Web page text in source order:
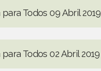
Todos 09 Abril 2019
Todos 02 Abril 2019